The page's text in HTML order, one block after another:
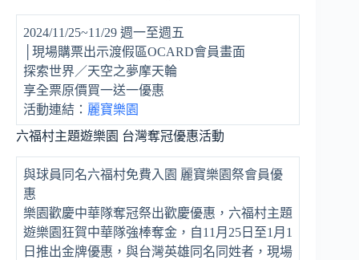
2024/11/25~11/29 週一至週五
│現場購票出示渡假區OCARD會員畫面
探索世界／天空之夢摩天輪
享全票原價買一送一優惠
活動連結： 麗寶樂園
六福村主題遊樂園 台灣奪冠優惠活動
與球員同名六福村免費入園 麗寶樂園祭會員優
惠
樂園歡慶中華隊奪冠祭出歡慶優惠，六福村主題
遊樂園狂賀中華隊強棒奪金，自11月25日至1月1
日推出金牌優惠，與台灣英雄同名同姓者，現場